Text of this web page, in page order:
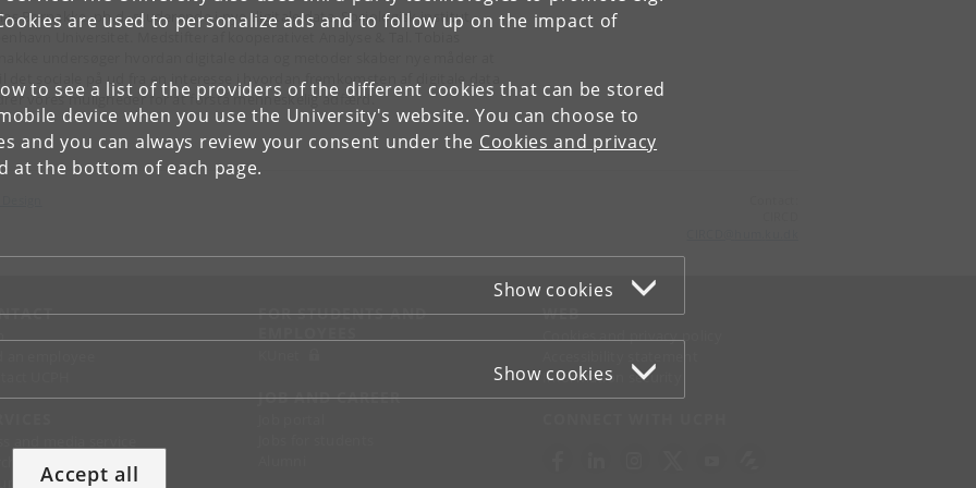
are used to personalize ads and to follow up on the impact of
to see a list of the providers of the different cookies that can be stored
device when you use the University's website. You can choose to
and you can always review your consent under the Cookies and privacy
at the bottom of each page.
Show cookies
Show cookies
Accept all
Bornakke, ph.d.-studerende i nye digitale data, Sociologisk institut,
Universitet. Medstifter af kooperativet Analyse & Tal. Tobias
det sociale på ud fra en interesse i hvordan fremkomsten af digitale data
vores muligheder for at forstå menneskelig adfærd.
UCPH
FOR STUDENTS AND
JOB AND CAREER
WEB
Cookies and privacy policy
Information security